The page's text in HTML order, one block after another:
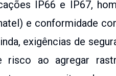
IP66 e IP67,
e conformidade
exigências de
risco ao agregar